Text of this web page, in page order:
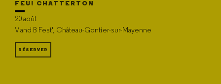
FEU! CHATTERTON
20 août
V and B Fest', Château-Gontier-sur-Mayenne
RÉSERVER